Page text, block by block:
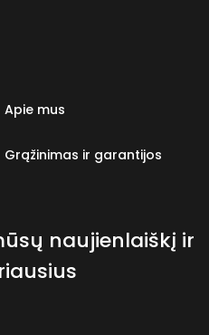
Apie mus
Grąžinimas ir garantijos
naujienlaiškį ir